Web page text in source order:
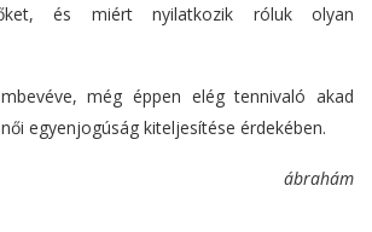
és miért nyilatkozik róluk olyan
még éppen elég tennivaló akad
egyenjogúság kiteljesítése érdekében.
ábrahám